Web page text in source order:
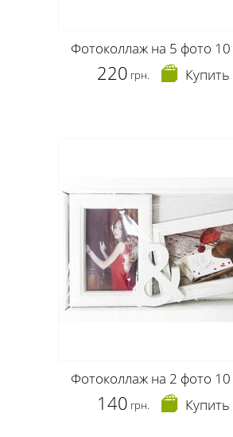
Фотоколлаж на 5 фото
220 грн. Купить
Фотоколлаж на 2 фото
140 грн. Купить